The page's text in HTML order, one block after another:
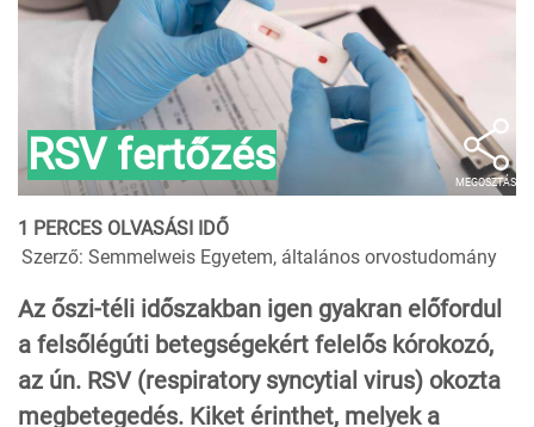
RSV fertőzés
MEGOSZTÁS
1 PERCES OLVASÁSI IDŐ
Szerző: Semmelweis Egyetem, általános orvostudomány
Az őszi-téli időszakban igen gyakran előfordul
a felsőlégúti betegségekért felelős kórokozó,
az ún. RSV (respiratory syncytial virus) okozta
megbetegedés. Kiket érinthet, melyek a